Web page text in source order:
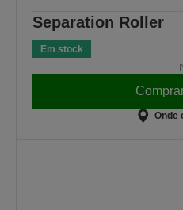
Separation Roller
Em stock
Onde